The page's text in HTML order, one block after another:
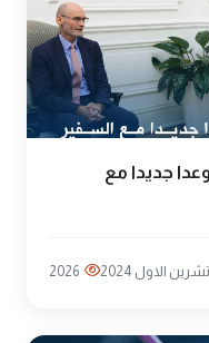
جديدا مع
2026